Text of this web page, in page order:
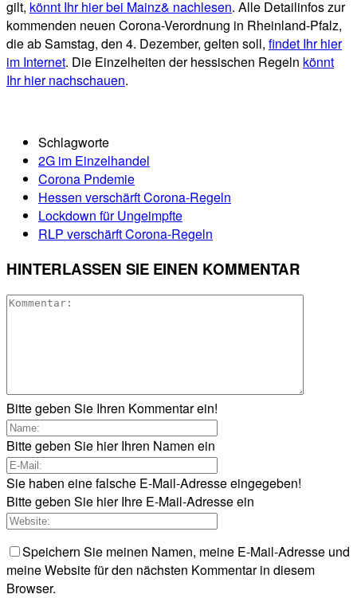
gilt, könnt Ihr hier bei Mainz& nachlesen. Alle Detailinfos zur
kommenden neuen Corona-Verordnung in Rheinland-Pfalz,
die ab Samstag, den 4. Dezember, gelten soll, findet Ihr hier
im Internet. Die Einzelheiten der hessischen Regeln könnt
Ihr hier nachschauen.
Schlagworte
2G im Einzelhandel
Corona Pndemie
Hessen verschärft Corona-Regeln
Lockdown für Ungeimpfte
RLP verschärft Corona-Regeln
HINTERLASSEN SIE EINEN KOMMENTAR
Bitte geben Sie Ihren Kommentar ein!
Bitte geben Sie hier Ihren Namen ein
Sie haben eine falsche E-Mail-Adresse eingegeben!
Bitte geben Sie hier Ihre E-Mail-Adresse ein
Speichern Sie meinen Namen, meine E-Mail-Adresse und
meine Website für den nächsten Kommentar in diesem
Browser.